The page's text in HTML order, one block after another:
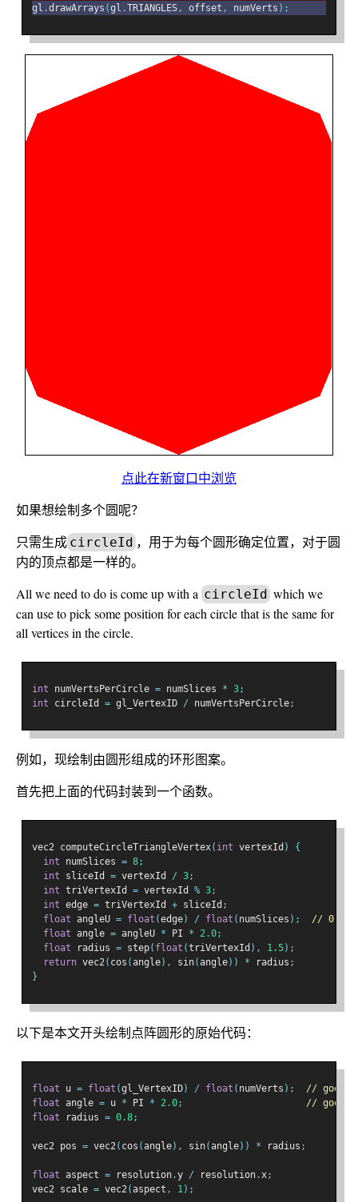
gl .drawArrays (gl .TRIANGLES, offset , numVerts );
点此在新窗口中浏览
如果想绘制多个圆呢？
只需生成 circleId ，用于为每个圆形确定位置，对于圆
内的顶点都是一样的。
All we need to do is come up with a circleId which we
can use to pick some position for each circle that is the same for
all vertices in the circle.
int numVertsPerCircle = numSlices * 3;
int circleId = gl_VertexID / numVertsPerCircle;
例如，现绘制由圆形组成的环形图案。
首先把上面的代码封装到一个函数。
vec2 computeCircleTriangleVertex( int vertexId )
{
int numSlices = 8;
int sliceId = vertexId / 3;
int triVertexId = vertexId % 3;
int edge = triVertexId + sliceId ;
float angleU = float (edge) / float ( numSlices );
// 0.0
float angle = angleU * PI * 2.0;
float radius = step( float (triVertexId ), 1.5);
return vec2( cos (angle), sin(angle)) * radius ;
}
以下是本文开头绘制点阵圆形的原始代码：
float u = float (gl_VertexID) / float ( numVerts );
// goes
float angle = u * PI * 2.0;
// goes
float radius = 0.8;
vec2 pos = vec2( cos (angle), sin(angle)) * radius ;
float aspect = resolution.y / resolution.x;
vec2 scale = vec2(aspect , 1);